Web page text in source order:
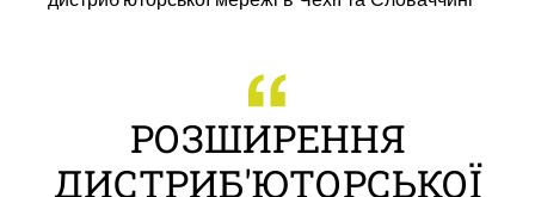
РОЗШИРЕННЯ
ДИСТРИБ'ЮТОРСЬКОЇ